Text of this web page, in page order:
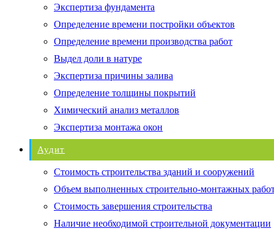
Экспертиза фундамента
Определение времени постройки объектов
Определение времени производства работ
Выдел доли в натуре
Экспертиза причины залива
Определение толщины покрытий
Химический анализ металлов
Экспертиза монтажа окон
Аудит
Стоимость строительства зданий и сооружений
Объем выполненных строительно-монтажных
Стоимость завершения строительства
Наличие необходимой строительной документации